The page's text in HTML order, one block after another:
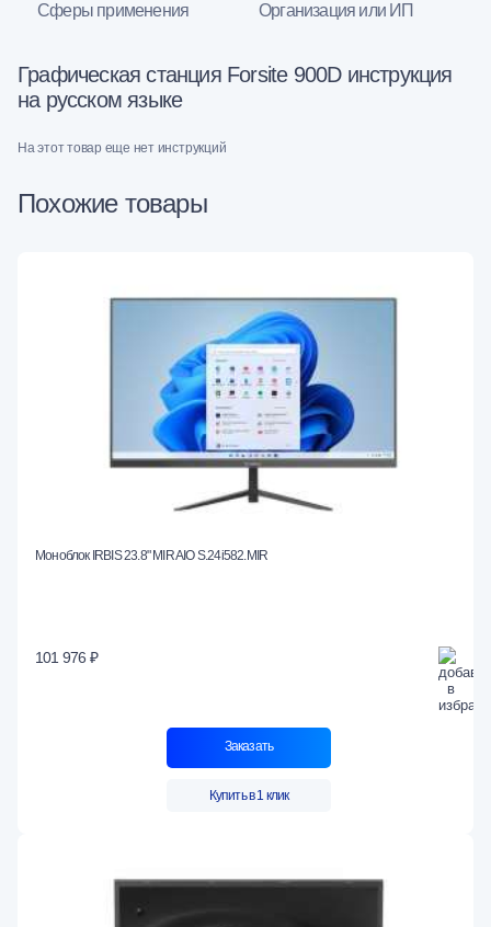
Сферы применения Организация или ИП
Графическая станция Forsite 900D инструкция
на русском языке
На этот товар еще нет инструкций
Похожие товары
Моноблок IRBIS 23.8" MIR AIO S.24i582.MIR
101 976 ₽
Заказать
Купить в 1 клик